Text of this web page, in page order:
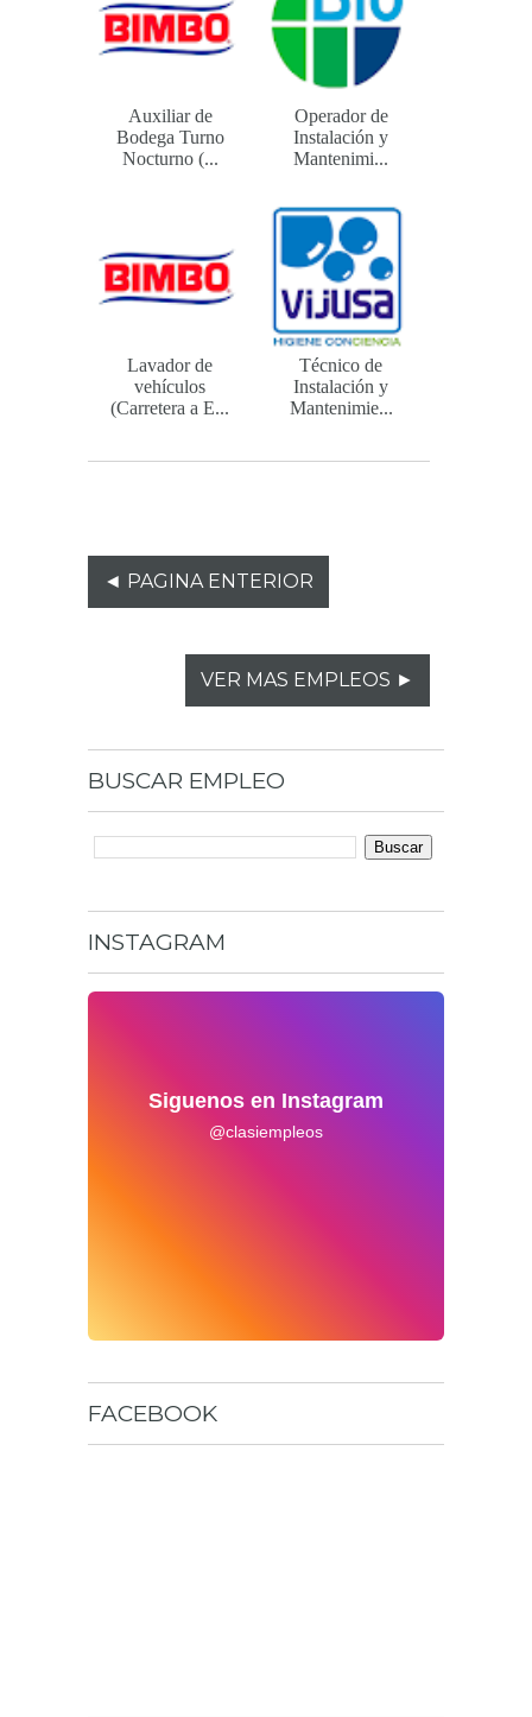
Auxiliar de
Bodega Turno
Nocturno (...
Operador de
Instalación y
Mantenimi...
Lavador de
vehículos
(Carretera a E...
Técnico de
Instalación y
Mantenimie...
◄ PAGINA ENTERIOR
VER MAS EMPLEOS ►
BUSCAR EMPLEO
INSTAGRAM
Siguenos en Instagram
@clasiempleos
FACEBOOK